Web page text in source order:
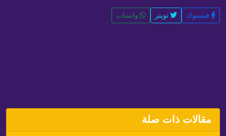
فيسبوك تويتر واتساب
مقالات ذات صلة